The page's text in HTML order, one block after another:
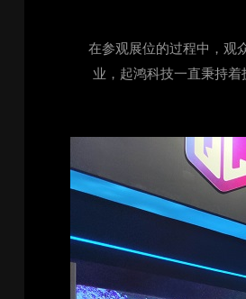
在参观展位的过程中，观
业，起鸿科技一直秉持